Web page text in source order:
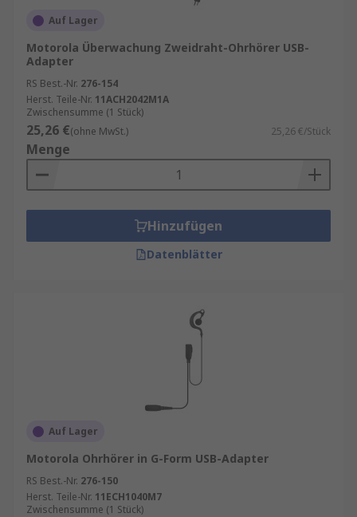
Auf Lager
Motorola Überwachung Zweidraht-Ohrhörer USB-
Adapter
RS Best.-Nr. 276-154
Herst. Teile-Nr. 11ACH2042M1A
Zwischensumme (1 Stück)
25,26 €(ohne MwSt.) 25,26 €/Stück
Menge
Hinzufügen
Datenblätter
Auf Lager
Motorola Ohrhörer in G-Form USB-Adapter
RS Best.-Nr. 276-150
Herst. Teile-Nr. 11ECH1040M7
Zwischensumme (1 Stück)